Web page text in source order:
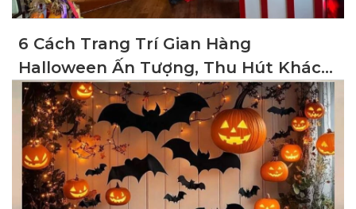
6 Cách Trang Trí Gian Hàng
Halloween Ấn Tượng, Thu Hút Khách
Hàng